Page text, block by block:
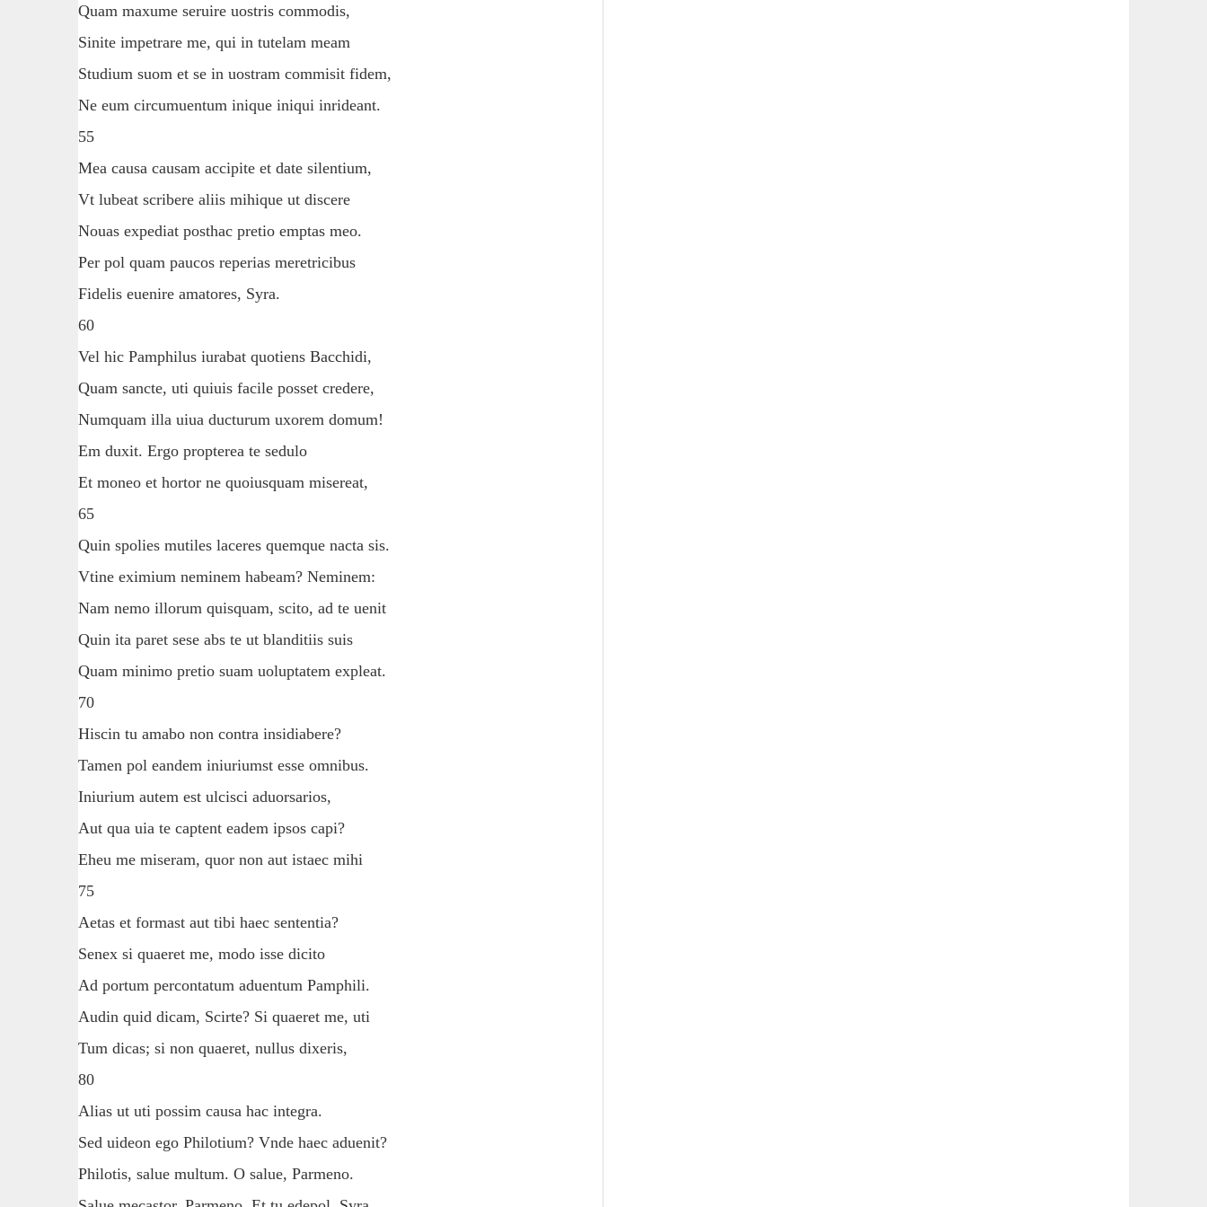
Quam maxume seruire uostris commodis,
Sinite impetrare me, qui in tutelam meam
Studium suom et se in uostram commisit fidem,
Ne eum circumuentum inique iniqui inrideant.
55
Mea causa causam accipite et date silentium,
Vt lubeat scribere aliis mihique ut discere
Nouas expediat posthac pretio emptas meo.
Per pol quam paucos reperias meretricibus
Fidelis euenire amatores, Syra.
60
Vel hic Pamphilus iurabat quotiens Bacchidi,
Quam sancte, uti quiuis facile posset credere,
Numquam illa uiua ducturum uxorem domum!
Em duxit. Ergo propterea te sedulo
Et moneo et hortor ne quoiusquam misereat,
65
Quin spolies mutiles laceres quemque nacta sis.
Vtine eximium neminem habeam? Neminem:
Nam nemo illorum quisquam, scito, ad te uenit
Quin ita paret sese abs te ut blanditiis suis
Quam minimo pretio suam uoluptatem expleat.
70
Hiscin tu amabo non contra insidiabere?
Tamen pol eandem iniuriumst esse omnibus.
Iniurium autem est ulcisci aduorsarios,
Aut qua uia te captent eadem ipsos capi?
Eheu me miseram, quor non aut istaec mihi
75
Aetas et formast aut tibi haec sententia?
Senex si quaeret me, modo isse dicito
Ad portum percontatum aduentum Pamphili.
Audin quid dicam, Scirte? Si quaeret me, uti
Tum dicas; si non quaeret, nullus dixeris,
80
Alias ut uti possim causa hac integra.
Sed uideon ego Philotium? Vnde haec aduenit?
Philotis, salue multum. O salue, Parmeno.